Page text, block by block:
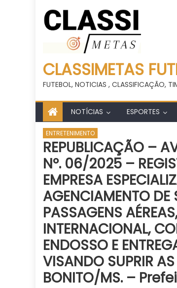
CLASSIMETAS
FUTEBOL, NOTICIAS , CLASSIFICAÇÃO,
NOTÍCIAS ESPORTES
ENTRETENIMENTO
REPUBLICAÇÃO –
Nº. 06/2025 –
EMPRESA
AGENCIAMENTO DE
PASSAGENS
INTERNACIONAL,
ENDOSSO E
VISANDO SUPRIR
BONITO/MS. –